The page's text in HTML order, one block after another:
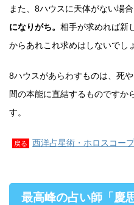
また、8ハウスに天体がない場合
になりがち。 相手が求めれば新
からあれこれ求めはしないでし
8ハウスがあらわすものは、死
間の本能に直結するものですか
す。
戻る 西洋占星術・ホロスコー
最高峰の占い師「慶